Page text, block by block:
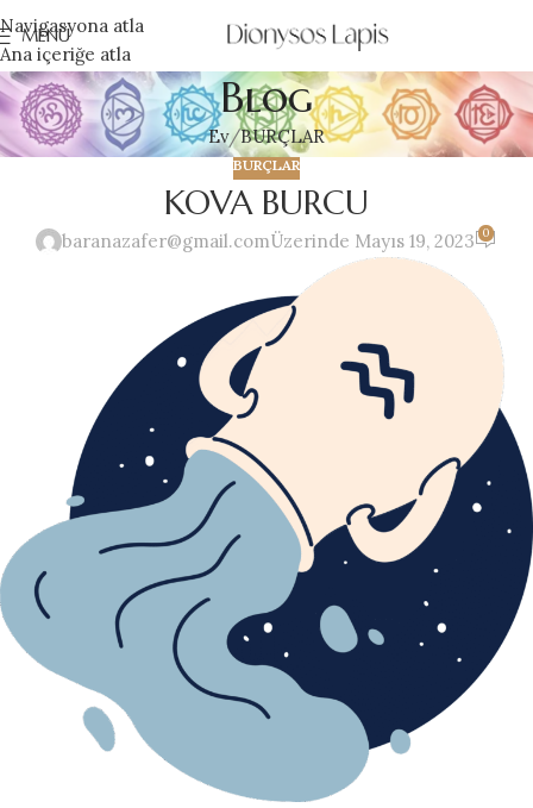
Navigasyona atla
Ana içeriğe atla
MENÜ
Blog
Ev BURÇLAR
BURÇLAR
KOVA BURCU
baranazafer@gmail.comÜzerinde Mayıs 19, 2023 0